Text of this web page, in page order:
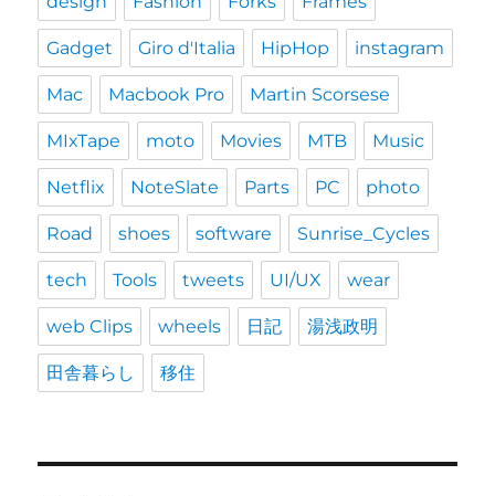
Gadget Giro d'Italia HipHop instagram
Mac Macbook Pro Martin Scorsese
MIxTape moto Movies MTB Music
Netflix NoteSlate Parts PC photo
Road shoes software Sunrise_Cycles
tech Tools tweets UI/UX wear
web Clips wheels 日記 湯浅政明
田舎暮らし 移住